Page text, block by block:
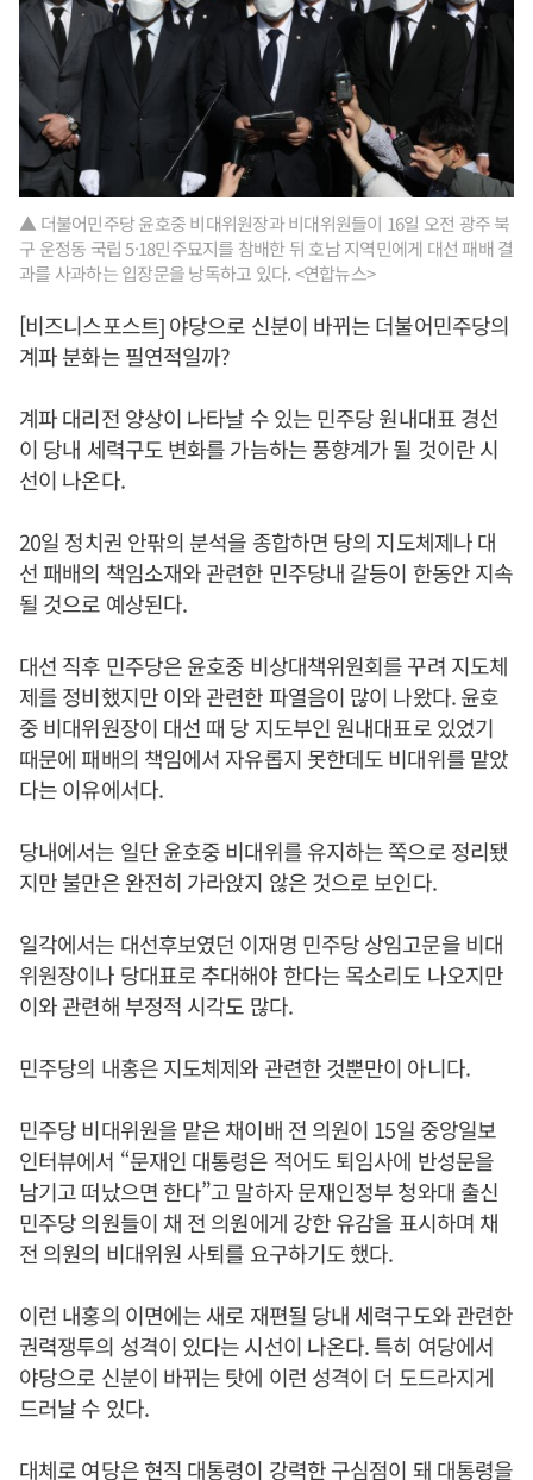
▲ 더불어민주당 윤호중 비대위원장과 비대위원들이 16일 오전 광주 북
구 운정동 국립 5·18민주묘지를 참배한 뒤 호남 지역민에게 대선 패배 결
과를 사과하는 입장문을 낭독하고 있다. <연합뉴스>
[비즈니스포스트] 야당으로 신분이 바뀌는 더불어민주당의
계파 분화는 필연적일까?
계파 대리전 양상이 나타날 수 있는 민주당 원내대표 경선
이 당내 세력구도 변화를 가늠하는 풍향계가 될 것이란 시
선이 나온다.
20일 정치권 안팎의 분석을 종합하면 당의 지도체제나 대
선 패배의 책임소재와 관련한 민주당내 갈등이 한동안 지속
될 것으로 예상된다.
대선 직후 민주당은 윤호중 비상대책위원회를 꾸려 지도체
제를 정비했지만 이와 관련한 파열음이 많이 나왔다. 윤호
중 비대위원장이 대선 때 당 지도부인 원내대표로 있었기
때문에 패배의 책임에서 자유롭지 못한데도 비대위를 맡았
다는 이유에서다.
당내에서는 일단 윤호중 비대위를 유지하는 쪽으로 정리됐
지만 불만은 완전히 가라앉지 않은 것으로 보인다.
일각에서는 대선후보였던 이재명 민주당 상임고문을 비대
위원장이나 당대표로 추대해야 한다는 목소리도 나오지만
이와 관련해 부정적 시각도 많다.
민주당의 내홍은 지도체제와 관련한 것뿐만이 아니다.
민주당 비대위원을 맡은 채이배 전 의원이 15일 중앙일보
인터뷰에서 “문재인 대통령은 적어도 퇴임사에 반성문을
남기고 떠났으면 한다”고 말하자 문재인정부 청와대 출신
민주당 의원들이 채 전 의원에게 강한 유감을 표시하며 채
전 의원의 비대위원 사퇴를 요구하기도 했다.
이런 내홍의 이면에는 새로 재편될 당내 세력구도와 관련한
권력쟁투의 성격이 있다는 시선이 나온다. 특히 여당에서
야당으로 신분이 바뀌는 탓에 이런 성격이 더 도드라지게
드러날 수 있다.
대체로 여당은 현직 대통령이 강력한 구심점이 돼 대통령을